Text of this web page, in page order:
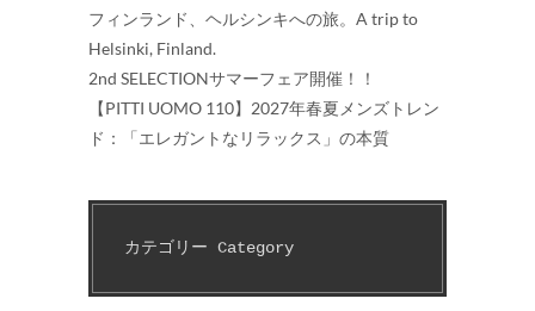
フィンランド、ヘルシンキへの旅。A trip to
Helsinki, Finland.
2nd SELECTIONサマーフェア開催！！
【PITTI UOMO 110】2027年春夏メンズトレン
ド：「エレガントなリラックス」の本質
カテゴリー Category